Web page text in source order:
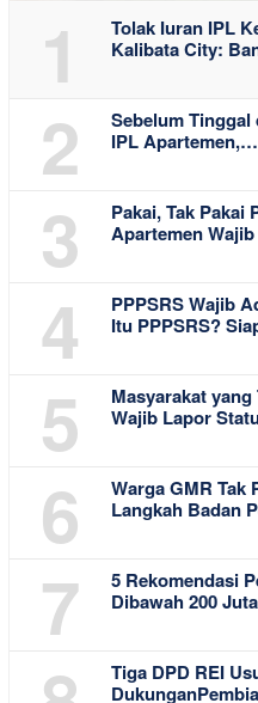
1
Tolak Iuran IPL
Kalibata City:
2
Sebelum
IPL Apartemen,…
3
Pakai, Tak Pakai
Apartemen
4
PPPSRS Wajib
Itu PPPSRS?
5
Masyarakat
Wajib Lapor
6
Warga GMR Tak
Langkah Badan
7
5 Rekomendasi
Dibawah 200
Tiga DPD REI